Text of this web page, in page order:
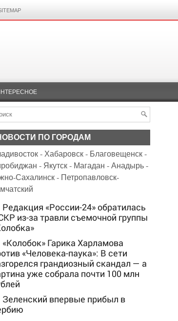
ПО ГОРОДАМ
-Хабаровск- Благовещенск-
- Якутск- Магадан -Анадырь-
Сахалинск- Петропавловск-
Редакция «России-24» обратилась
из-за травли съемочной группы
«Колобок» Гарика Харламова
«Человека-паука»: В сети
грандиозный скандал — а
уже собрала почти 100 млн
Зеленский впервые прибыл в